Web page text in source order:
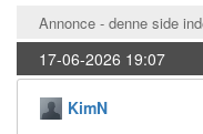
Annonce - denne side
17-06-2026 19:07
KimN